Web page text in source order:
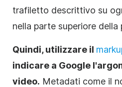
trafiletto descrittivo su
nella parte superiore della
Quindi, utilizzare il
indicare a Google
video. Metadati come il